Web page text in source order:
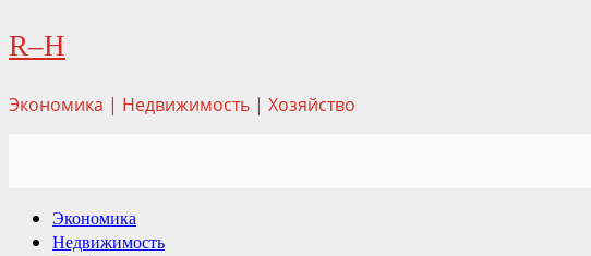
Перейти
к
R–H
Экономика | Недвижимость | Хозяйство
Основное
меню
Экономика
Недвижимость